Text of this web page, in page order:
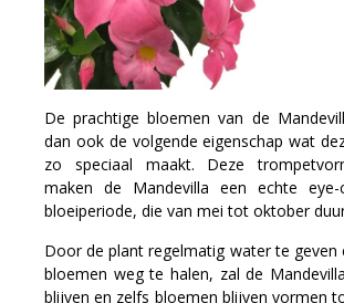
De prachtige bloemen van de
dan ook de volgende eigenschap wat
zo speciaal maakt. Deze
maken de Mandevilla een echte
bloeiperiode, die van mei tot oktober
Door de plant regelmatig water te geven
bloemen weg te halen, zal de
blijven en zelfs bloemen blijven vormen